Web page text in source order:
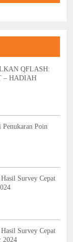
QFLASH:
– HADIAH
Penukaran Poin
Survey Cepat
Survey Cepat
2024